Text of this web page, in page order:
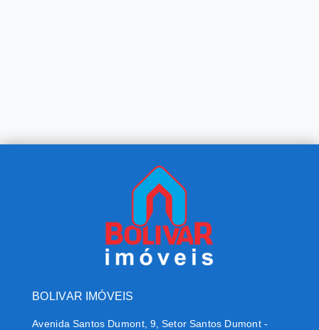
BOLIVAR IMÓVEIS
Avenida Santos Dumont, 9, Setor Santos Dumont -